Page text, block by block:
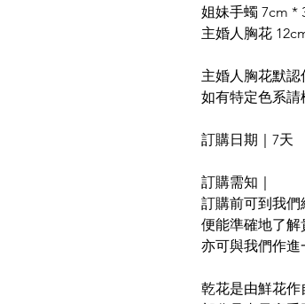
姐妹手蠋 7cm *
主婚人胸花
主婚人胸花默認
如有特定色系請
訂購日期｜7天
訂購需知｜
訂購前可到我們
便能準確地了解
亦可與我們作進
乾花是由鮮花作